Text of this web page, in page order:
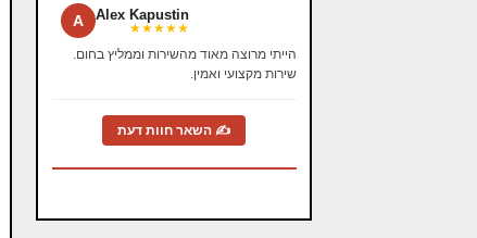
A Alex Kapustin
★★★★★
הייתי מרוצה מאוד מהשירות וממליץ בחום.
שירות מקצועי ואמין.
✍ השאר חוות דעת